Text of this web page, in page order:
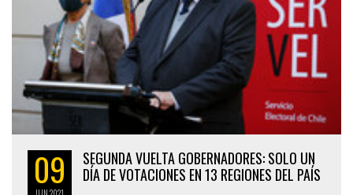
09
SEGUNDA VUELTA GOBERNADORES: SOLO UN
DÍA DE VOTACIONES EN 13 REGIONES DEL PAÍS